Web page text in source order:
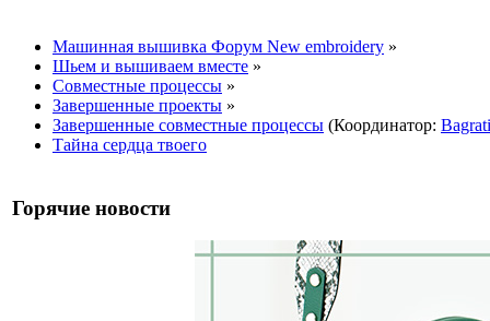
Машинная вышивка Форум New embroidery »
Шьем и вышиваем вместе »
Совместные процессы »
Завершенные проекты »
Завершенные совместные процессы (Координатор:
Тайна сердца твоего
Горячие новости